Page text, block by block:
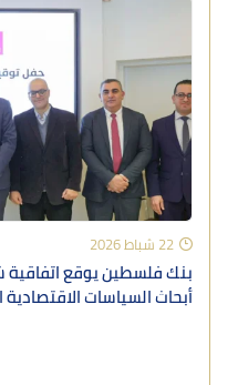
22 شباط 2026
بنك فلسطين يوقع
أبحاث السياسات